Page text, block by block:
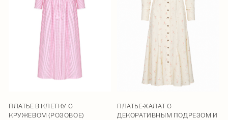
ПЛАТЬЕ В КЛЕТКУ С
КРУЖЕВОМ (РОЗОВОЕ)
ПЛАТЬЕ-ХАЛАТ С
ДЕКОРАТИВНЫМ ПОДРЕЗОМ И